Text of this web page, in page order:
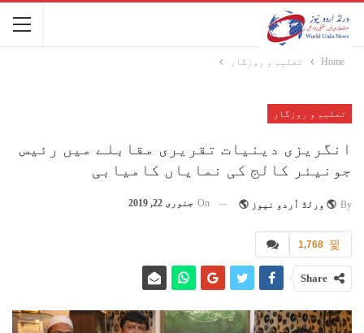
Home تعلیم و روزگار
تعلیم و روزگار
انگریزی دینیات تقریری مقابلے میں رئیس
جونیئر کالج کی نمایاں کامیابی
By 🌎 ورلڈ اُردو نیوز 🌎 On جنوری 22, 2019
1,768
Share